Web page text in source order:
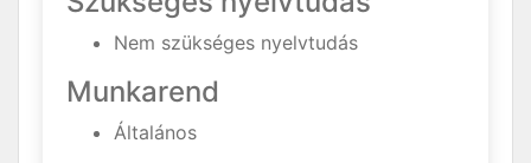
Nem szükséges nyelvtudás
Munkarend
Általános